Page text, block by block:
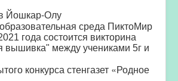
Йошкар-Олу
среда ПиктоМир
года состоится викторина
вышивка" между учениками 5г и
конкурса стенгазет «Родное